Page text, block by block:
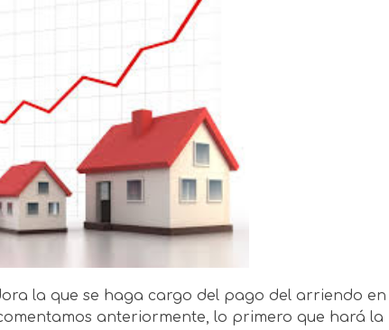
la que se haga cargo del pago del arriendo en
anteriormente, lo primero que hará la